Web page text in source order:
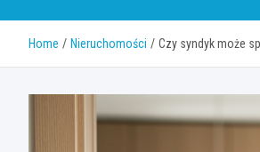
Home Nieruchomości Czy syndyk może